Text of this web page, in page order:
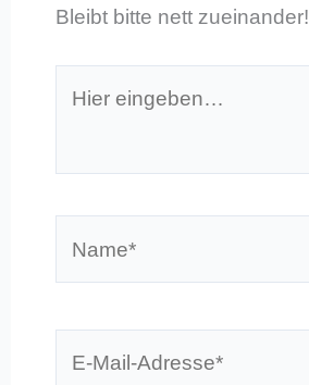
Bleibt bitte nett zueinander!
eingeben…